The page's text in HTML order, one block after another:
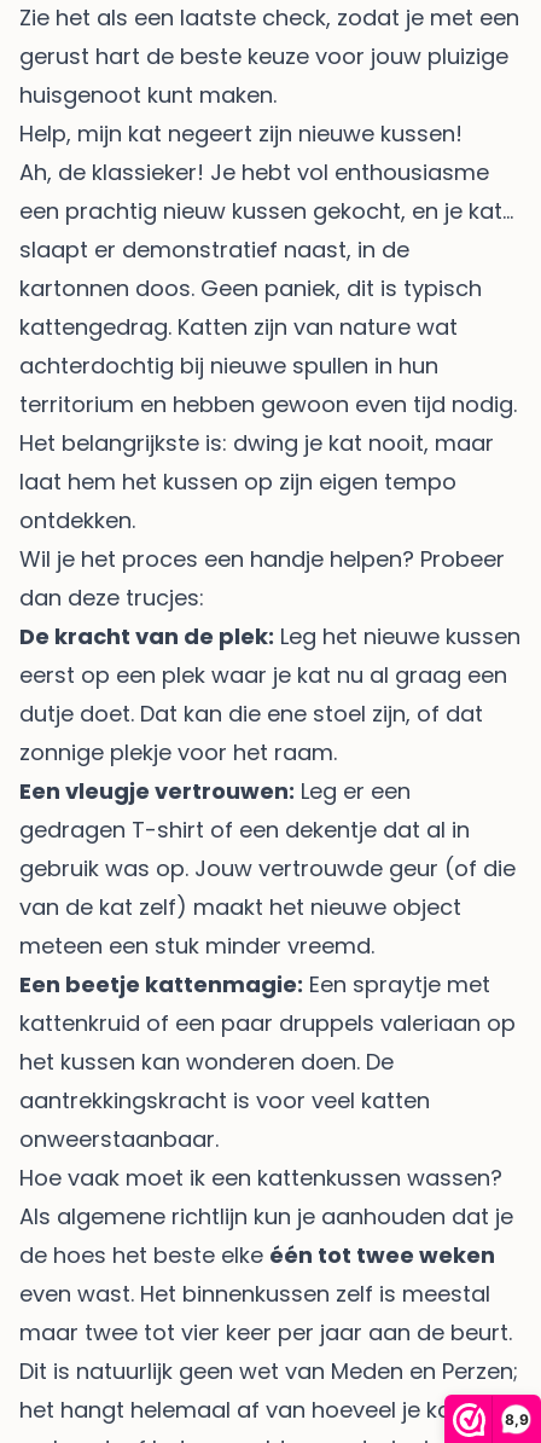
8,9
Zie het als een laatste check, zodat je met een
gerust hart de beste keuze voor jouw pluizige
huisgenoot kunt maken.
Help, mijn kat negeert zijn nieuwe kussen!
Ah, de klassieker! Je hebt vol enthousiasme
een prachtig nieuw kussen gekocht, en je kat…
slaapt er demonstratief naast, in de
kartonnen doos. Geen paniek, dit is typisch
kattengedrag. Katten zijn van nature wat
achterdochtig bij nieuwe spullen in hun
territorium en hebben gewoon even tijd nodig.
Het belangrijkste is: dwing je kat nooit, maar
laat hem het kussen op zijn eigen tempo
ontdekken.
Wil je het proces een handje helpen? Probeer
dan deze trucjes:
De kracht van de plek: Leg het nieuwe kussen
eerst op een plek waar je kat nu al graag een
dutje doet. Dat kan die ene stoel zijn, of dat
zonnige plekje voor het raam.
Een vleugje vertrouwen: Leg er een
gedragen T-shirt of een dekentje dat al in
gebruik was op. Jouw vertrouwde geur (of die
van de kat zelf) maakt het nieuwe object
meteen een stuk minder vreemd.
Een beetje kattenmagie: Een spraytje met
kattenkruid of een paar druppels valeriaan op
het kussen kan wonderen doen. De
aantrekkingskracht is voor veel katten
onweerstaanbaar.
Hoe vaak moet ik een kattenkussen wassen?
Als algemene richtlijn kun je aanhouden dat je
de hoes het beste elke één tot twee weken
even wast. Het binnenkussen zelf is meestal
maar twee tot vier keer per jaar aan de beurt.
Dit is natuurlijk geen wet van Meden en Perzen;
het hangt helemaal af van hoeveel je kat